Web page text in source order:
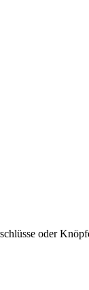
oder